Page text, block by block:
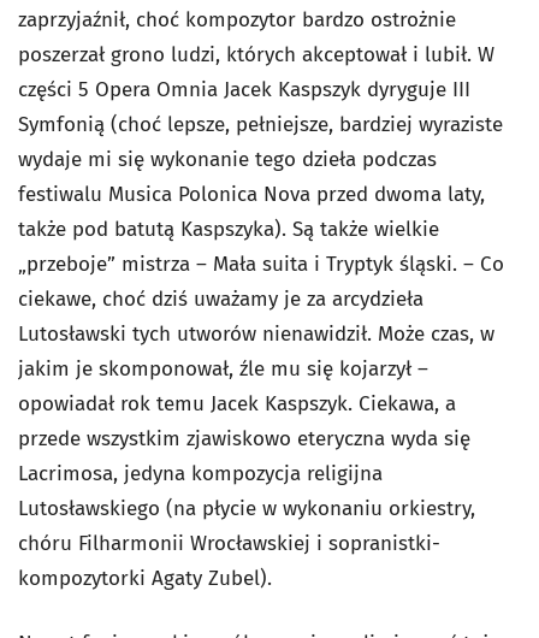
zaprzyjaźnił, choć kompozytor bardzo ostrożnie
poszerzał grono ludzi, których akceptował i lubił. W
części 5 Opera Omnia Jacek Kaspszyk dyryguje III
Symfonią (choć lepsze, pełniejsze, bardziej wyraziste
wydaje mi się wykonanie tego dzieła podczas
festiwalu Musica Polonica Nova przed dwoma laty,
także pod batutą Kaspszyka). Są także wielkie
„przeboje” mistrza – Mała suita i Tryptyk śląski. – Co
ciekawe, choć dziś uważamy je za arcydzieła
Lutosławski tych utworów nienawidził. Może czas, w
jakim je skomponował, źle mu się kojarzył –
opowiadał rok temu Jacek Kaspszyk. Ciekawa, a
przede wszystkim zjawiskowo eteryczna wyda się
Lacrimosa, jedyna kompozycja religijna
Lutosławskiego (na płycie w wykonaniu orkiestry,
chóru Filharmonii Wrocławskiej i sopranistki-
kompozytorki Agaty Zubel).